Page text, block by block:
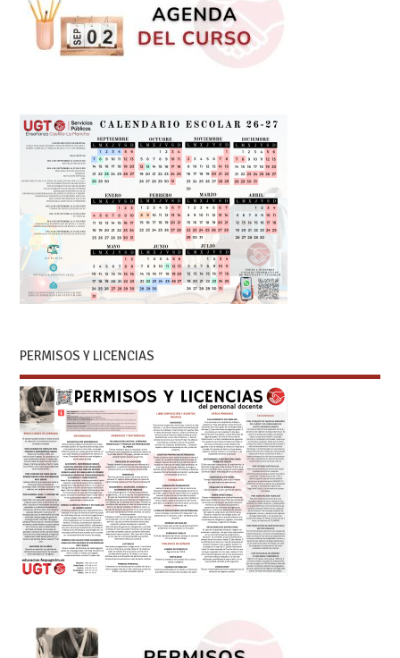
PERMISOS Y LICENCIAS